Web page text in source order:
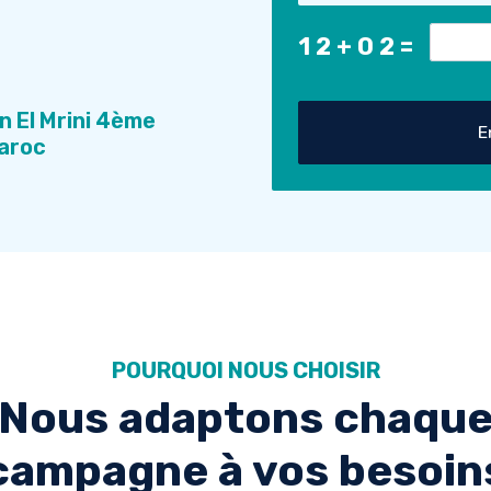
El Mrini 4ème
12+02=
POURQUOI NOUS CHOISIR
adaptons
à vos